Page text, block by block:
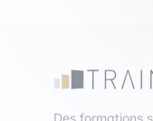
Des formations